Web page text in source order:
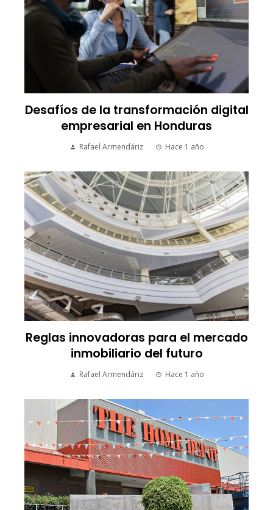
Desafíos de la transformación digital
empresarial en Honduras
Rafael Armendáriz Hace 1 año
Reglas innovadoras para el mercado
inmobiliario del futuro
Rafael Armendáriz Hace 1 año